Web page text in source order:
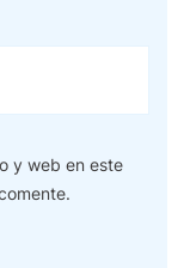
y web en este